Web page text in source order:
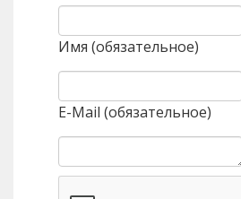
Имя (обязательное)
E-Mail (обязательное)